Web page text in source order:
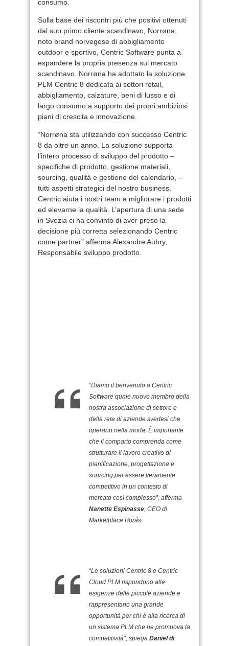
consumo.
Sulla base dei riscontri più che positivi ottenuti
dal suo primo cliente scandinavo, Norrøna,
noto brand norvegese di abbigliamento
outdoor e sportivo, Centric Software punta a
espandere la propria presenza sul mercato
scandinavo. Norrøna ha adottato la soluzione
PLM Centric 8 dedicata ai settori retail,
abbigliamento, calzature, beni di lusso e di
largo consumo a supporto dei propri ambiziosi
piani di crescita e innovazione.
“Norrøna sta utilizzando con successo Centric
8 da oltre un anno. La soluzione supporta
l’intero processo di sviluppo del prodotto –
specifiche di prodotto, gestione materiali,
sourcing, qualità e gestione del calendario, –
tutti aspetti strategici del nostro business.
Centric aiuta i nostri team a migliorare i prodotti
ed elevarne la qualità. L’apertura di una sede
in Svezia ci ha convinto di aver preso la
decisione più corretta selezionando Centric
come partner” afferma Alexandre Aubry,
Responsabile sviluppo prodotto.
“Diamo il benvenuto a Centric
Software quale nuovo membro della
nostra associazione di settore e
della rete di aziende svedesi che
operano nella moda. È importante
che il comparto comprenda come
strutturare il lavoro creativo di
pianificazione, progettazione e
sourcing per essere veramente
competitivo in un contesto di
mercato così complesso”, afferma
Nanette Espinasse , CEO di
Marketplace Borås.
“Le soluzioni Centric 8 e Centric
Cloud PLM rispondono alle
esigenze delle piccole aziende e
rappresentano una grande
opportunità per chi è alla ricerca di
un sistema PLM che ne promuova la
competitività”, spiega Daniel di